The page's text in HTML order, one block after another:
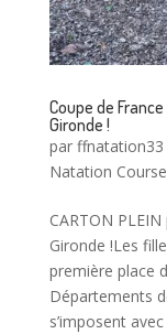
Coupe de
Gironde !
par ffnatation33
Natation Course
CARTON
Gironde !Les
première place
Départements
s’imposent